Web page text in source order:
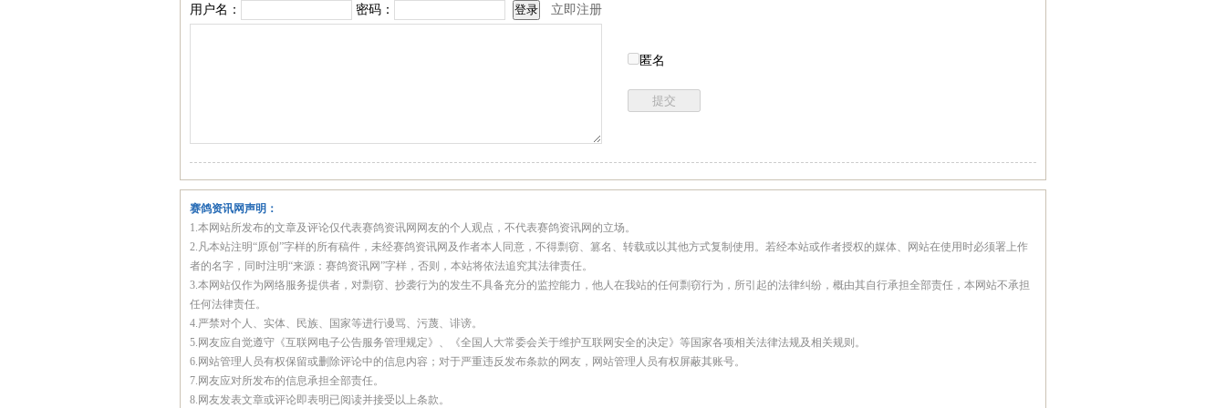
用户名： 密码： 立即注册
匿名
赛鸽资讯网声明：
1.本网站所发布的文章及评论仅代表赛鸽资讯网网友的个人观点，不代表赛鸽资讯网的立场。
2.凡本站注明“原创”字样的所有稿件，未经赛鸽资讯网及作者本人同意，不得剽窃、篡名、转载或以其他方式复制使用。若经本站或作者授权的媒体、网站在使用时必须署上作
者的名字，同时注明“来源：赛鸽资讯网”字样，否则，本站将依法追究其法律责任。
3.本网站仅作为网络服务提供者，对剽窃、抄袭行为的发生不具备充分的监控能力，他人在我站的任何剽窃行为，所引起的法律纠纷，概由其自行承担全部责任，本网站不承担
任何法律责任。
4.严禁对个人、实体、民族、国家等进行谩骂、污蔑、诽谤。
5.网友应自觉遵守《互联网电子公告服务管理规定》、《全国人大常委会关于维护互联网安全的决定》等国家各项相关法律法规及相关规则。
6.网站管理人员有权保留或删除评论中的信息内容；对于严重违反发布条款的网友，网站管理人员有权屏蔽其账号。
7.网友应对所发布的信息承担全部责任。
8.网友发表文章或评论即表明已阅读并接受以上条款。